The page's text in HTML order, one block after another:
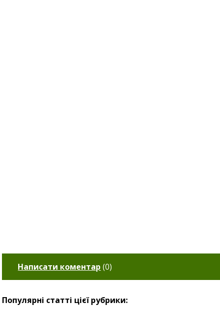
Написати коментар (0)
Популярні статті цієї рубрики: